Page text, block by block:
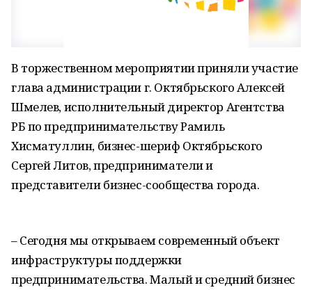
В торжественном мероприятии приняли участие
глава администрации г. Октябрьского Алексей
Шмелев, исполнительный директор Агентства
РБ по предпринимательству Рамиль
Хисматуллин, бизнес-шериф Октябрьского
Сергей Литов, предприниматели и
представители бизнес-сообщества города.
– Сегодня мы открываем современный объект
инфраструктуры поддержки
предпринимательства. Малый и средний бизнес